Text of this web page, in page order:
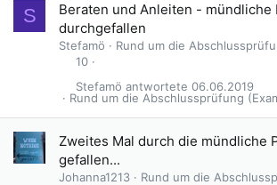
S
Beraten und Anleiten - mündliche
durchgefallen
Stefamö
Rund um die
10
Rund um die Abschlussprüfung
06.06.2019
Stefamö
Zweites Mal durch die mündliche
gefallen...
Johanna1213
Rund um die